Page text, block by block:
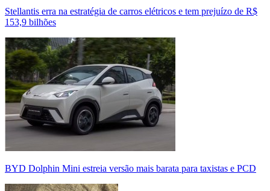
Stellantis erra na estratégia de carros elétricos e tem prejuízo de R$
153,9 bilhões
BYD Dolphin Mini estreia versão mais barata para taxistas e PCD